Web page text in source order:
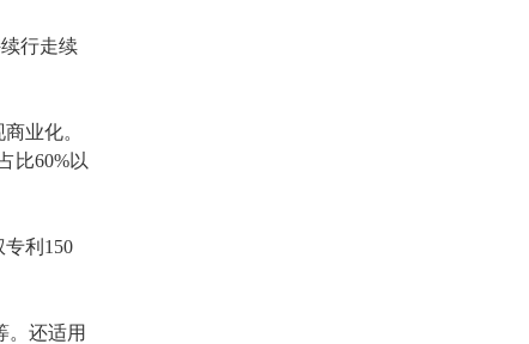
行走续
业化。
比60%以
专利150
。还适用